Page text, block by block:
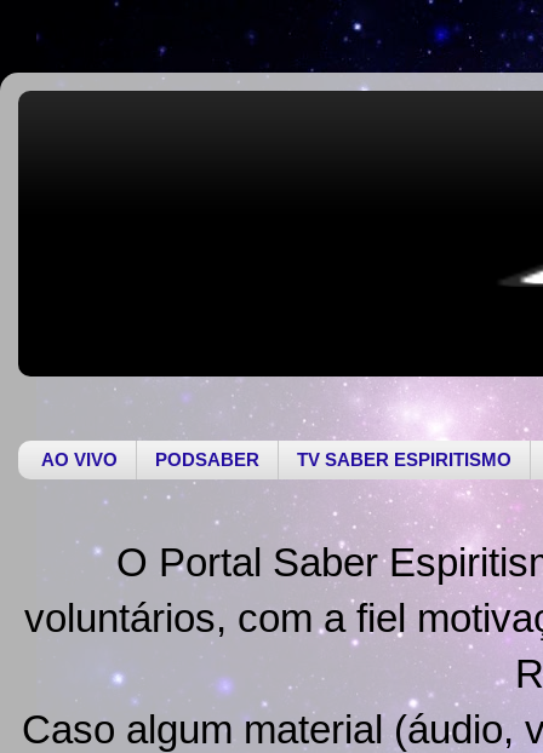
AO VIVO PODSABER TV SABER ESPIRITISMO
O Portal Saber
voluntários, com a fiel
Caso algum material (áudio,